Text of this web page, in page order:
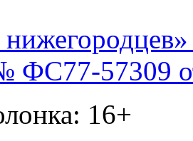
57309
16+